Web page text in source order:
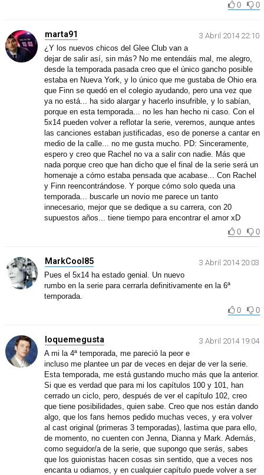
0
0
marta91
3 Abril 2014 22:10
¿Y los nuevos chicos del Glee Club van a
dejar de salir así, sin más? No me entendáis mal, me alegro,
desde la temporada pasada creo que el único gancho posible
estaba en Nueva York, y lo único que me gustaba de Ohio era
que Finn se quedó en el colegio ayudando, pero una vez que
ya no está... ha sido alargar y hacerlo insufrible, y lo sabían,
porque en esta temporada... no les han hecho ni caso. Con el
5x14 pueden volver a reflotar la serie, veremos, aunque antes
las canciones estaban justificadas, eso de ponerse a cantar en
medio de la calle... no me gusta mucho. PD: Sinceramente,
espero y creo que Rachel no va a salir con nadie. Más que
nada porque creo que han dicho que el final de la serie será un
homenaje a cómo estaba pensada que acabase... Con Rachel
y Finn reencontrándose. Y porque cómo solo queda una
temporada... buscarle un novio me parece un tanto
innecesario, mejor que se dedique a su carrera, con 20
supuestos años... tiene tiempo para encontrar el amor xD
0
0
MarkCool85
3 Abril 2014 20:03
Pues el 5x14 ha estado genial. Un nuevo
rumbo en la serie para cerrarla definitivamente en la 6ª
temporada.
0
0
loquemegusta
3 Abril 2014 19:04
A mi la 4ª temporada, me pareció la peor e
incluso me plantee un par de veces en dejar de ver la serie.
Esta temporada, me está gustando mucho más que la anterior.
Si que es verdad que para mi los capítulos 100 y 101, han
cerrado un ciclo, pero, después de ver el capítulo 102, creo
que tiene posibilidades, quien sabe. Creo que nos están dando
algo, que los fans hemos pedido muchas veces, y era volver
al cast original (primeras 3 temporadas), lastima que para ello,
de momento, no cuenten con Jenna, Dianna y Mark. Además,
como seguidor/a de la serie, que supongo que serás, sabes
que los guionistas hacen cosas sin sentido, que a veces nos
encanta u odiamos, y en cualquier capítulo puede volver a ser